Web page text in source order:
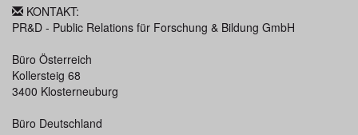
KONTAKT:
PR&D - Public Relations für Forschung & Bildung GmbH
Büro Österreich
Kollersteig 68
3400 Klosterneuburg
Büro Deutschland